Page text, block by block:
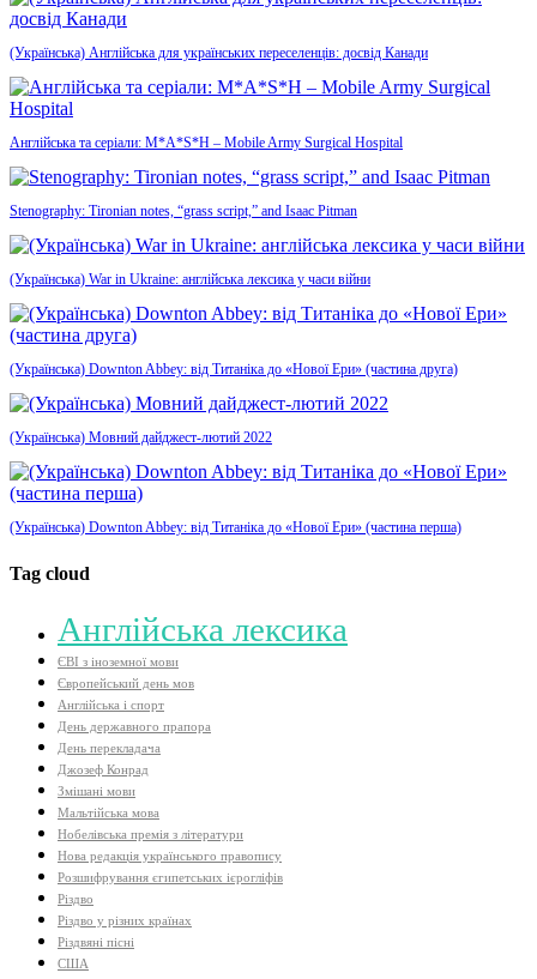
(Українська) Англійська для українських переселенців: досвід Канади
Англійська та серіали: M*A*S*H – Mobile Army Surgical Hospital
Stenography: Tironian notes, “grass script,” and Isaac Pitman
(Українська) War in Ukraine: англійська лексика у часи війни
(Українська) Downton Abbey: від Титаніка до «Нової Ери» (частина друга)
(Українська) Мовний дайджест-лютий 2022
(Українська) Downton Abbey: від Титаніка до «Нової Ери» (частина перша)
Tag cloud
Aнглійська лексика
ЄВІ з іноземної мови
Європейський день мов
Англійська і спорт
День державного прапора
День перекладача
Джозеф Конрад
Змішані мови
Мальтійська мова
Нобелівська премія з літератури
Нова редакція українського правопису
Розшифрування єгипетських ієрогліфів
Різдво
Різдво у різних країнах
Різдвяні пісні
США